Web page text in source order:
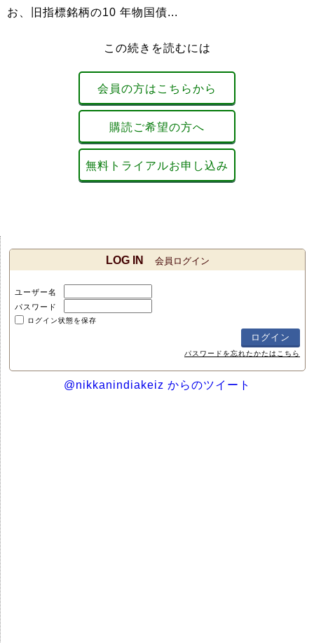
お、旧指標銘柄の10 年物国債...
この続きを読むには
会員の方はこちらから
購読ご希望の方へ
無料トライアルお申し込み
LOG IN 会員ログイン
ユーザー名
パスワード
ログイン状態を保存
パスワードを忘れたかたはこちら
@nikkanindiakeiz からのツイート